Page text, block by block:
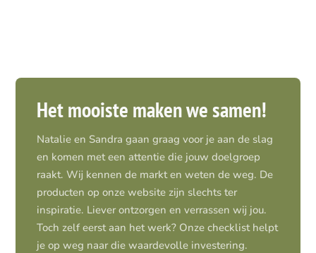
Het mooiste maken we samen!
Natalie en Sandra gaan graag voor je aan de slag
en komen met een attentie die jouw doelgroep
raakt. Wij kennen de markt en weten de weg. De
producten op onze website zijn slechts ter
inspiratie. Liever ontzorgen en verrassen wij jou.
Toch zelf eerst aan het werk? Onze checklist helpt
je op weg naar die waardevolle investering.